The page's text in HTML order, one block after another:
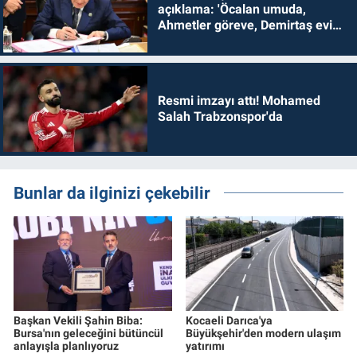
açıklama: 'Öcalan umuda,
Ahmetler göreve, Demirtaş evine
Resmi imzayı attı! Mohamed
Salah Trabzonspor'da
Bunlar da ilginizi çekebilir
Başkan Vekili Şahin Biba:
Bursa'nın geleceğini bütüncül
anlayışla planlıyoruz
Kocaeli Darıca'ya
Büyükşehir'den modern ulaşım
yatırımı